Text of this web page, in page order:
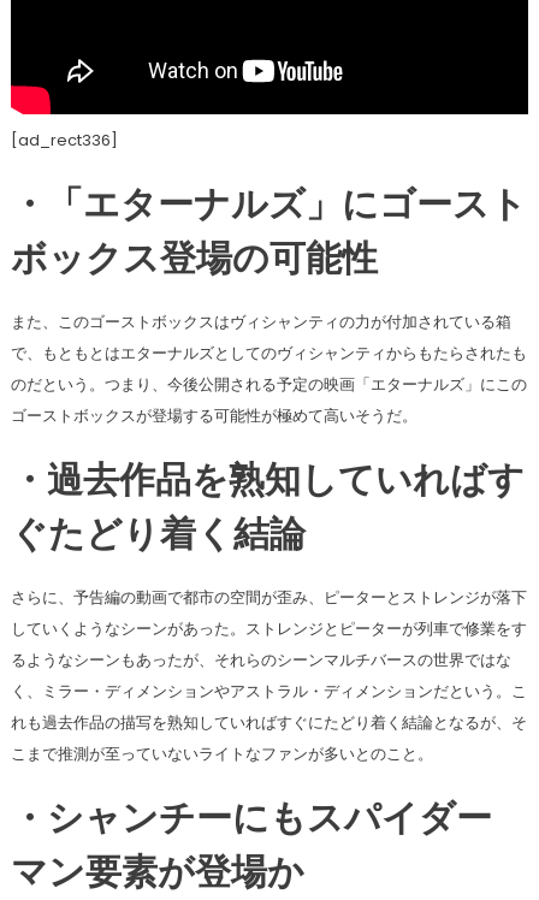
[ad_rect336]
・「エターナルズ」にゴースト
ボックス登場の可能性
また、このゴーストボックスはヴィシャンティの力が付加されている箱
で、もともとはエターナルズとしてのヴィシャンティからもたらされたも
のだという。つまり、今後公開される予定の映画「エターナルズ」にこの
ゴーストボックスが登場する可能性が極めて高いそうだ。
・過去作品を熟知していればす
ぐたどり着く結論
さらに、予告編の動画で都市の空間が歪み、ピーターとストレンジが落下
していくようなシーンがあった。ストレンジとピーターが列車で修業をす
るようなシーンもあったが、それらのシーンマルチバースの世界ではな
く、ミラー・ディメンションやアストラル・ディメンションだという。こ
れも過去作品の描写を熟知していればすぐにたどり着く結論となるが、そ
こまで推測が至っていないライトなファンが多いとのこと。
・シャンチーにもスパイダー
マン要素が登場か